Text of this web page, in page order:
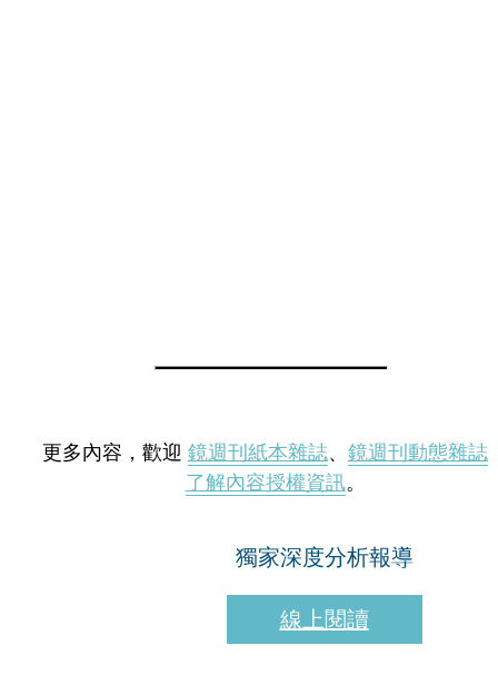
更多內容，歡迎 鏡週刊紙本雜誌、 鏡週刊動態雜誌
了解內容授權資訊。
獨家深度分析報導
線上閱讀